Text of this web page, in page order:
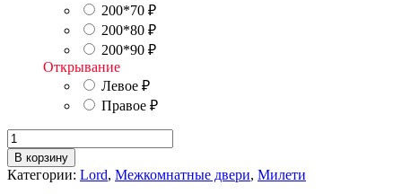
200*70 ₽
200*80 ₽
200*90 ₽
Открывание
Левое ₽
Правое ₽
Количество
товара
М4
глухая
В корзину
Категории: Lord, Межкомнатные двери, Милети